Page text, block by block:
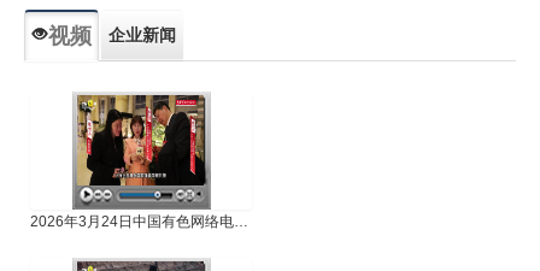
视频 企业新闻
2026年3月24日中国有色网络电视新闻